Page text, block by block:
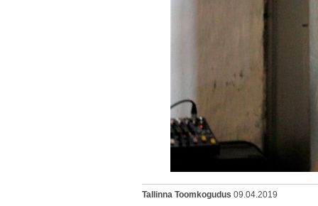
Tallinna Toomkogudus 09.04.2019